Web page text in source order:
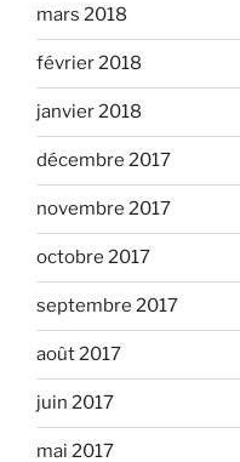
mars 2018
février 2018
janvier 2018
décembre 2017
novembre 2017
octobre 2017
septembre 2017
août 2017
juin 2017
mai 2017